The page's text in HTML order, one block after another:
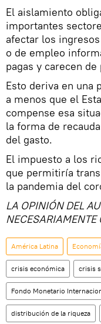
El aislamiento
importantes
afectar los
o de empleo
pagas y carecen
Esto deriva en una
a menos que el
compense esa
la forma de
del gasto.
El impuesto a los
que permitiría
la pandemia del
LA OPINIÓN DEL
América Latina
crisis económica crisis
Fondo Monetario
distribución de la riqueza